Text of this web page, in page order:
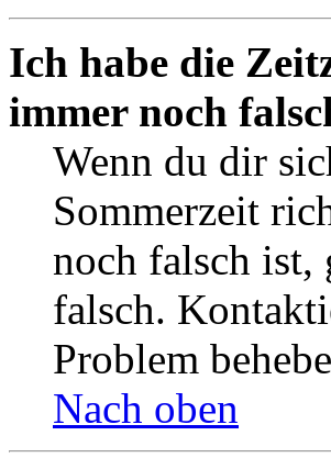
Ich habe die
immer noch
Wenn du dir
Sommerzeit
noch falsch ist,
falsch.
Problem
Nach oben